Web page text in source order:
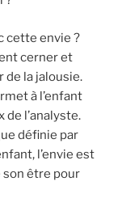
cette envie ?
cerner et
de la jalousie.
à l’enfant
de l’analyste.
définie par
l’envie est
être pour